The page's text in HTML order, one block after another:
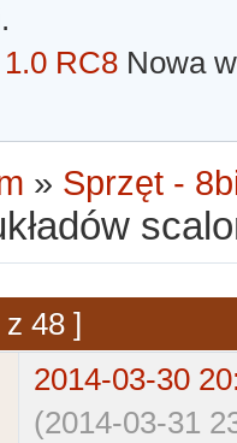
RC8 Nowa
» Sprzęt -
48 ]
2014-03-30
(2014-03-31